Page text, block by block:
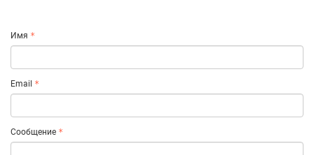
Имя
Email
Сообщение